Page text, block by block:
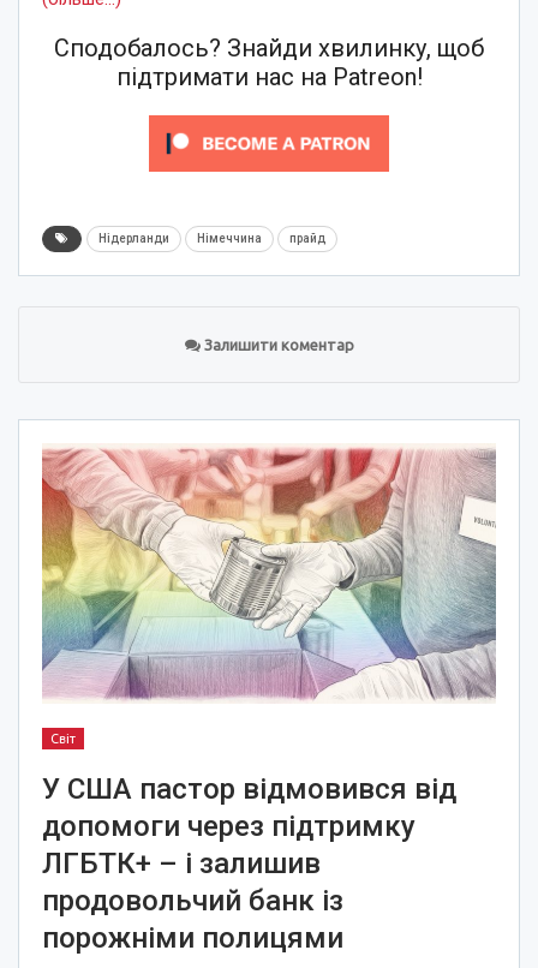
Сподобалось? Знайди хвилинку, щоб
підтримати нас на Patreon!
Нідерланди Німеччина прайд
Залишити коментар
Світ
У США пастор відмовився від
допомоги через підтримку
ЛГБТК+ – і залишив
продовольчий банк із
порожніми полицями